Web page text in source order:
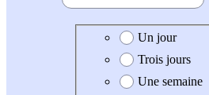
Date de création de l'offre
Un jour
Trois jours
Une semaine